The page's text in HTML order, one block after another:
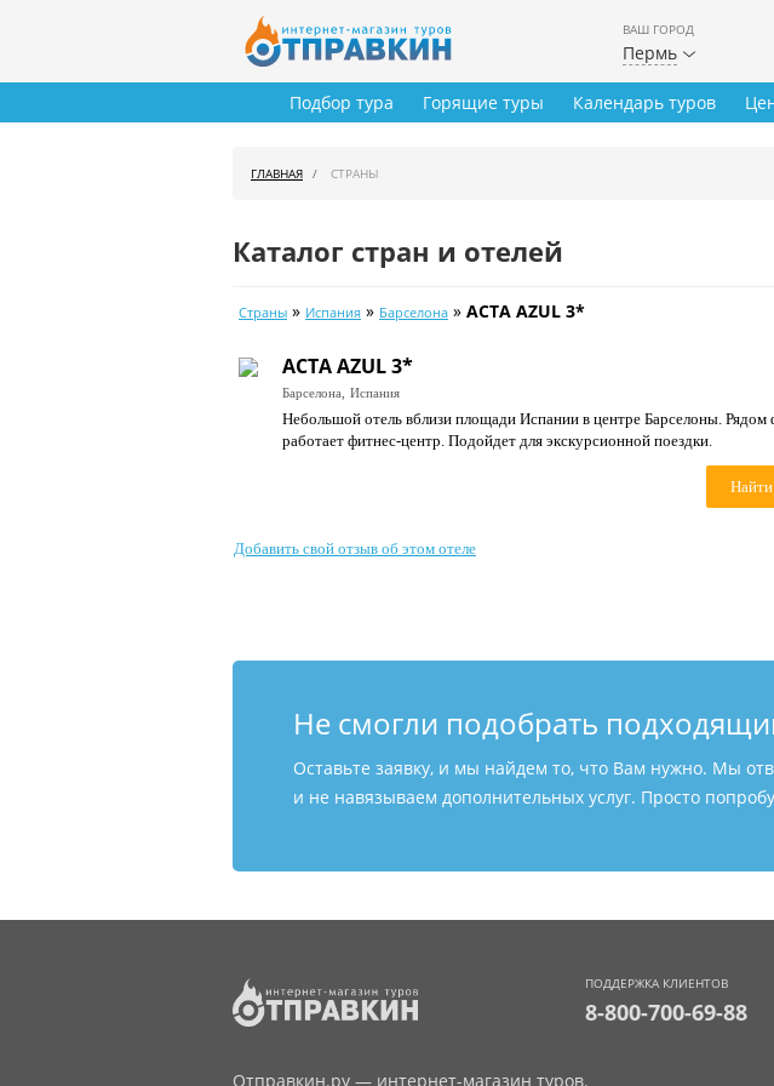
ВАШ ГОРОД
Пермь
Подбор тура Горящие туры Календарь туров
ГЛАВНАЯ СТРАНЫ
Каталог стран и отелей
Страны » Испания » Барселона » ACTA AZUL 3*
ACTA AZUL 3*
Барселона, Испания
Небольшой отель вблизи площади Испании в центре Барселоны.
работает фитнес-центр. Подойдет для экскурсионной поездки.
Найти
Добавить свой отзыв об этом отеле
Не смогли подобрать
Оставьте заявку, и мы найдем то, что Вам нужно. Мы
и не навязываем дополнительных услуг. Просто
ПОДДЕРЖКА КЛИЕНТОВ
8-800-700-69-88
Отправкин.ру — интернет-магазин туров.